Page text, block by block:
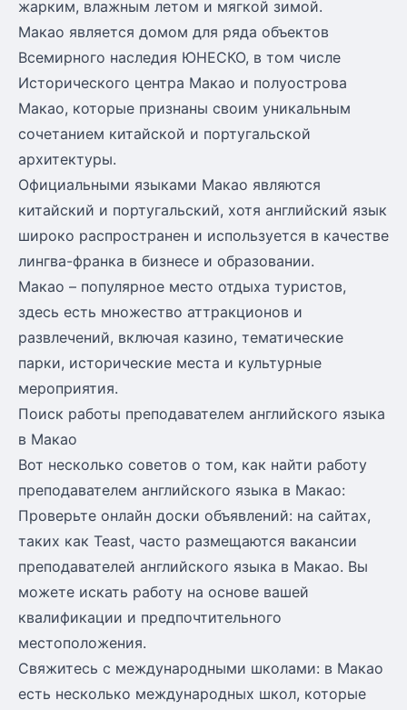
жарким, влажным летом и мягкой зимой.
Макао является домом для ряда объектов
Всемирного наследия ЮНЕСКО, в том числе
Исторического центра Макао и полуострова
Макао, которые признаны своим уникальным
сочетанием китайской и португальской
архитектуры.
Официальными языками Макао являются
китайский и португальский, хотя английский язык
широко распространен и используется в качестве
лингва-франка в бизнесе и образовании.
Макао – популярное место отдыха туристов,
здесь есть множество аттракционов и
развлечений, включая казино, тематические
парки, исторические места и культурные
мероприятия.
Поиск работы преподавателем английского языка
в Макао
Вот несколько советов о том, как найти работу
преподавателем английского языка в Макао:
Проверьте онлайн доски объявлений: на сайтах,
таких как Teast, часто размещаются вакансии
преподавателей английского языка в Макао. Вы
можете искать работу на основе вашей
квалификации и предпочтительного
местоположения.
Свяжитесь с международными школами: в Макао
есть несколько международных школ, которые